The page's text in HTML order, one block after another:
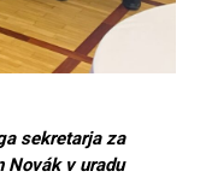
sekretarja za
Novák v uradu